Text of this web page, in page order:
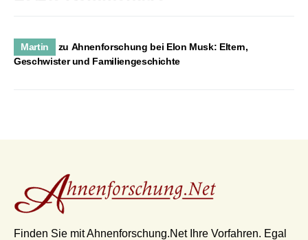
Martin zu Ahnenforschung bei Elon Musk: Eltern,
Geschwister und Familiengeschichte
Finden Sie mit Ahnenforschung.Net Ihre Vorfahren. Egal